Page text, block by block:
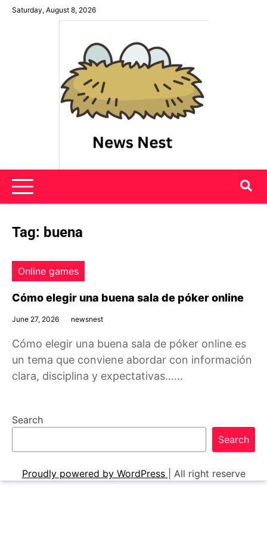
SkipSaturday, August 8, 2026
News Nest
Tag: buena
Online games
Cómo elegir una buena sala de póker online
June 27, 2026 newsnest
Cómo elegir una buena sala de póker online es
un tema que conviene abordar con información
clara, disciplina y expectativas……
Search
Search
Proudly powered by WordPress All right reserve